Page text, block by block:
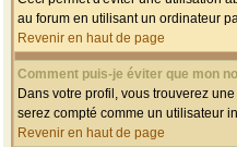
au forum en utilisant un ordinateur
Revenir en haut de page
Comment puis-je éviter que mon
Dans votre profil, vous trouverez
serez compté comme un utilisateur
Revenir en haut de page